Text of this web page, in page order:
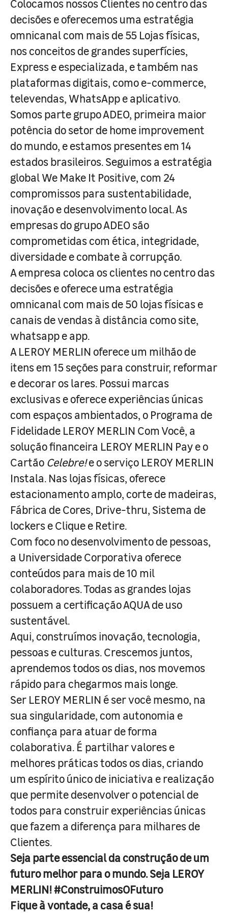
Colocamos nossos Clientes no centro das
decisões e oferecemos uma estratégia
omnicanal com mais de 55 Lojas físicas,
nos conceitos de grandes superfícies,
Express e especializada, e também nas
plataformas digitais, como e-commerce,
televendas, WhatsApp e aplicativo.
Somos parte grupo ADEO, primeira maior
potência do setor de home improvement
do mundo, e estamos presentes em 14
estados brasileiros. Seguimos a estratégia
global We Make It Positive, com 24
compromissos para sustentabilidade,
inovação e desenvolvimento local. As
empresas do grupo ADEO são
comprometidas com ética, integridade,
diversidade e combate à corrupção.
A empresa coloca os clientes no centro das
decisões e oferece uma estratégia
omnicanal com mais de 50 lojas físicas e
canais de vendas à distância como site,
whatsapp e app.
A LEROY MERLIN oferece um milhão de
itens em 15 seções para construir, reformar
e decorar os lares. Possui marcas
exclusivas e oferece experiências únicas
com espaços ambientados, o Programa de
Fidelidade LEROY MERLIN Com Você, a
solução financeira LEROY MERLIN Pay e o
Cartão Celebre!e o serviço LEROY MERLIN
Instala. Nas lojas físicas, oferece
estacionamento amplo, corte de madeiras,
Fábrica de Cores, Drive-thru, Sistema de
lockers e Clique e Retire.
Com foco no desenvolvimento de pessoas,
a Universidade Corporativa oferece
conteúdos para mais de 10 mil
colaboradores. Todas as grandes lojas
possuem a certificação AQUA de uso
sustentável.
Aqui, construímos inovação, tecnologia,
pessoas e culturas. Crescemos juntos,
aprendemos todos os dias, nos movemos
rápido para chegarmos mais longe.
Ser LEROY MERLIN é ser você mesmo, na
sua singularidade, com autonomia e
confiança para atuar de forma
colaborativa. É partilhar valores e
melhores práticas todos os dias, criando
um espírito único de iniciativa e realização
que permite desenvolver o potencial de
todos para construir experiências únicas
que fazem a diferença para milhares de
Clientes.
Seja parte essencial da construção de um
futuro melhor para o mundo. Seja LEROY
MERLIN! #ConstruimosOFuturo
Fique à vontade, a casa é sua!